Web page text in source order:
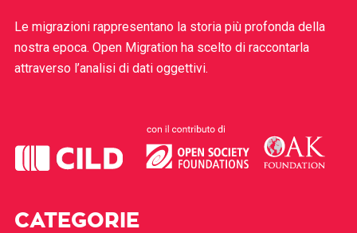
Le migrazioni rappresentano la storia più profonda della
nostra epoca. Open Migration ha scelto di raccontarla
attraverso l’analisi di dati oggettivi.
CATEGORIE